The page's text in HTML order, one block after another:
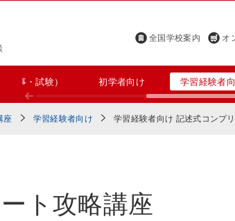
全国学校案内 オ
仕事・試験） 初学者向け 学習経験者
座 学習経験者向け 学習経験者向け 記述式コンプ
ト攻略講座